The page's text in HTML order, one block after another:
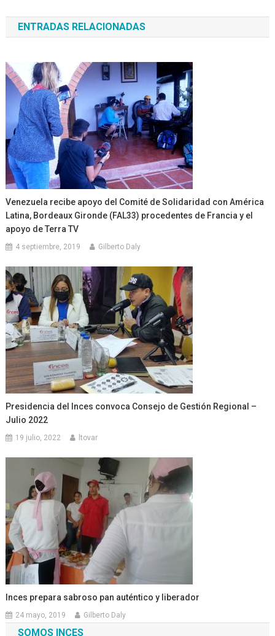
de
entradas
ENTRADAS RELACIONADAS
Venezuela recibe apoyo del Comité de Solidaridad con América
Latina, Bordeaux Gironde (FAL33) procedentes de Francia y el
apoyo de Terra TV
4 septiembre, 2019 Gilberto Daly
Presidencia del Inces convoca Consejo de Gestión Regional –
Julio 2022
19 julio, 2022 ltovar
Inces prepara sabroso pan auténtico y liberador
24 mayo, 2019 Gilberto Daly
SOMOS INCES